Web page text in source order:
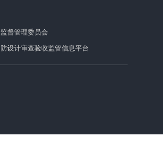
督管理委员会
设计审查验收监管信息平台